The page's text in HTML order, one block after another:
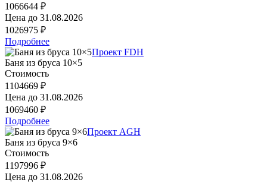
1066644 ₽
Цена до 31.08.2026
1026975 ₽
Подробнее
Проект FDH
Баня из бруса 10×5
Стоимость
1104669 ₽
Цена до 31.08.2026
1069460 ₽
Подробнее
Проект AGH
Баня из бруса 9×6
Стоимость
1197996 ₽
Цена до 31.08.2026